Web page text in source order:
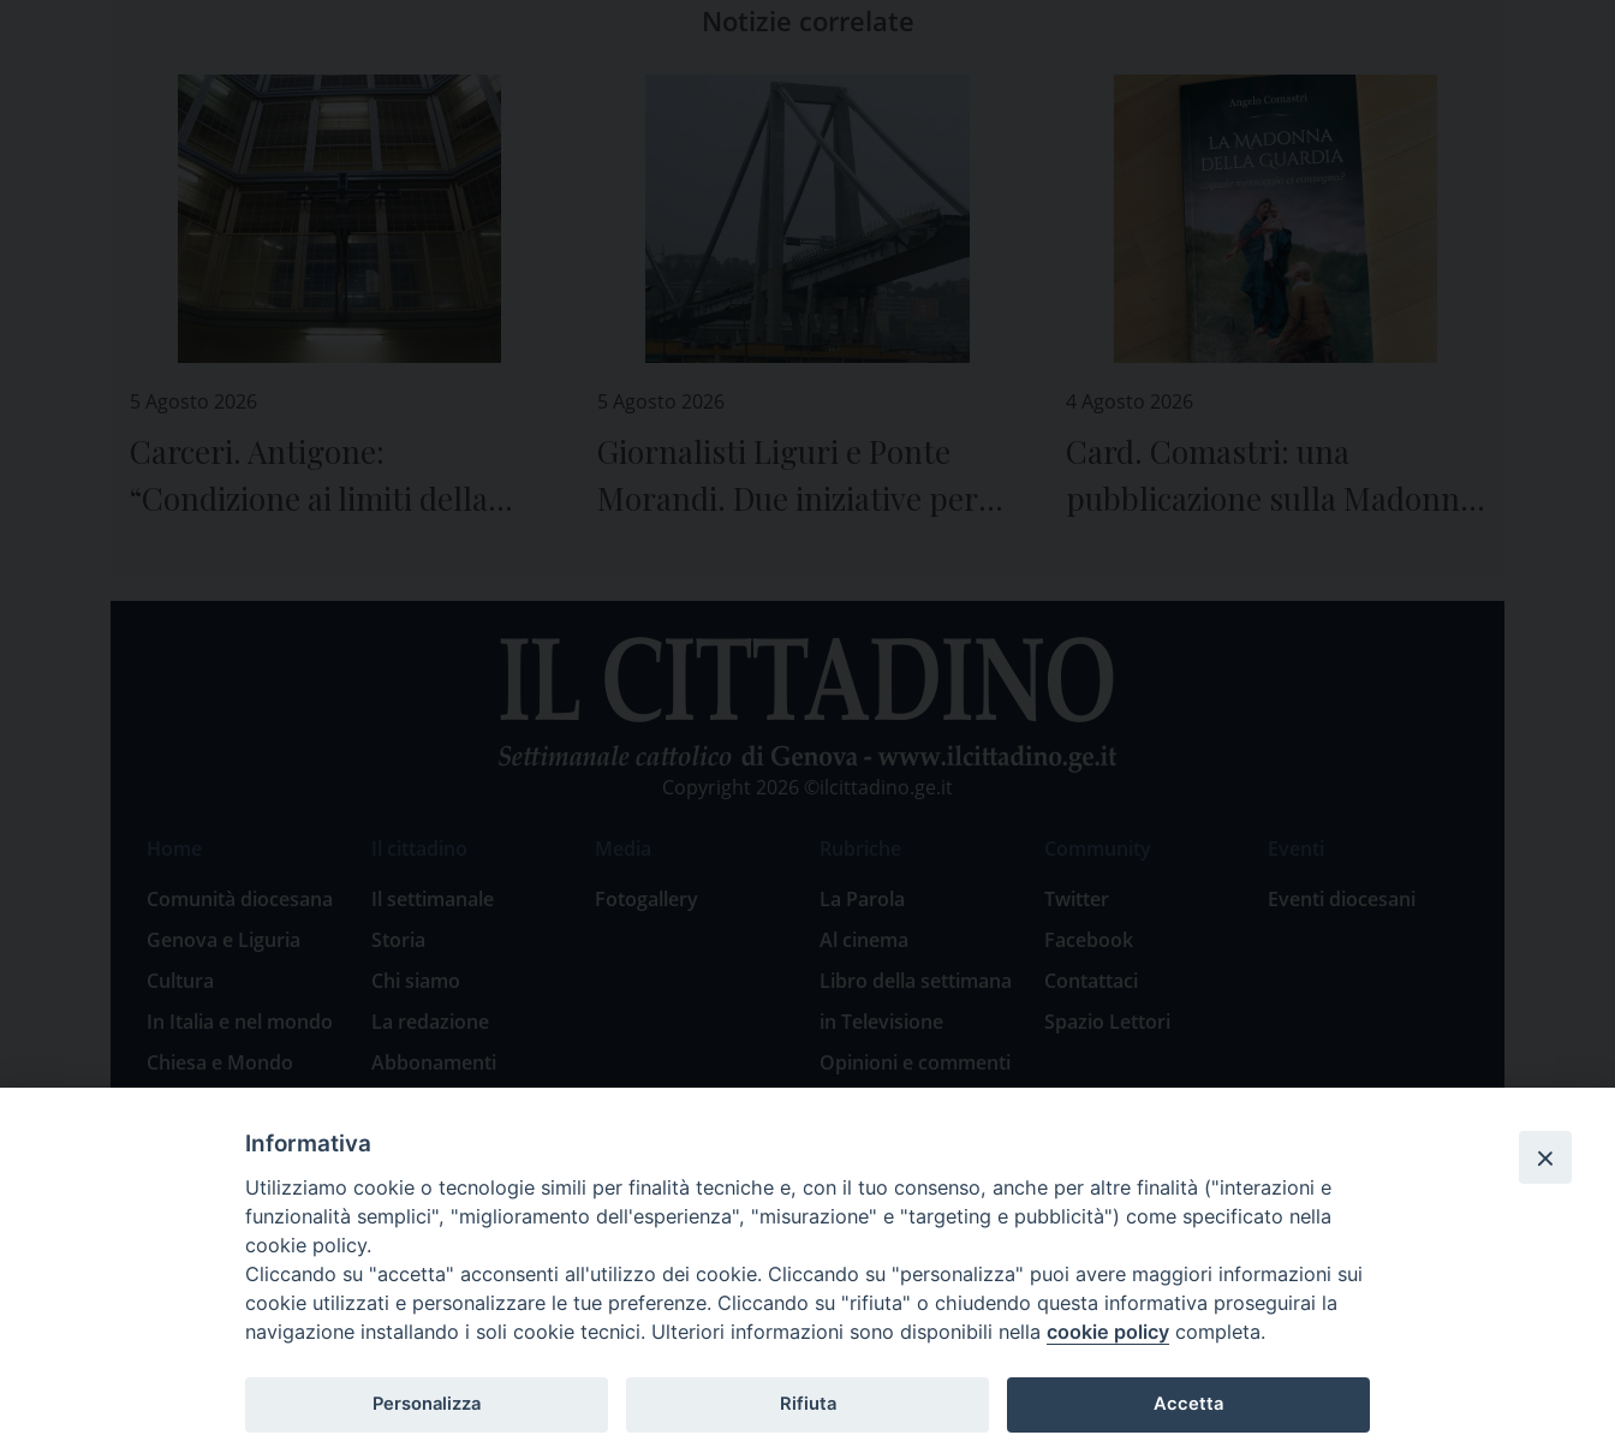
Notizie correlate
5 Agosto 2026
Carceri. Antigone:
“Condizione ai limiti della
5 Agosto 2026
Giornalisti Liguri e Ponte
Morandi. Due iniziative per
4 Agosto 2026
Card. Comastri: una
pubblicazione sulla Madonna
preghiera
Copyright 2026 ©ilcittadino.ge.it
Comunità diocesana
Genova e Liguria
Cultura
In Italia e nel mondo
Chiesa e Mondo
Parole di pace
Natale 2023: presepi
Il settimanale
Storia
Chi siamo
La redazione
Abbonamenti
Fotogallery
La Parola
Al cinema
Libro della settimana
in Televisione
Opinioni e commenti
in Diocesi
nella Diocesi di
Genova
Twitter
Facebook
Contattaci
Spazio Lettori
Eventi diocesani
Informativa
Utilizziamo cookie o tecnologie simili per finalità tecniche e, con il tuo consenso, anche per altre finalità ("interazioni e
funzionalità semplici", "miglioramento dell'esperienza", "misurazione" e "targeting e pubblicità") come specificato nella
cookie policy.
Cliccando su "accetta" acconsenti all'utilizzo dei cookie. Cliccando su "personalizza" puoi avere maggiori informazioni sui
cookie utilizzati e personalizzare le tue preferenze. Cliccando su "rifiuta" o chiudendo questa informativa proseguirai la
navigazione installando i soli cookie tecnici. Ulteriori informazioni sono disponibili nella cookie policy completa.
Personalizza Rifiuta Accetta